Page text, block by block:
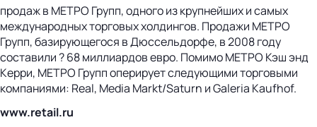
продаж в МЕТРО Групп, одного из крупнейших и самых
международных торговых холдингов. Продажи МЕТРО
Групп, базирующегося в Дюссельдорфе, в 2008 году
составили ? 68 миллиардов евро. Помимо МЕТРО Кэш энд
Керри, МЕТРО Групп оперирует следующими торговыми
компаниями: Real, Media Markt/Saturn и Galeria Kaufhof.
www.retail.ru